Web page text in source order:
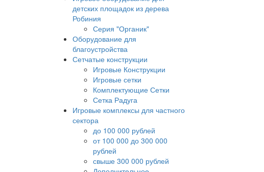
детских площадок из дерева
Робиния
Серия "Органик"
Оборудование для
благоустройства
Сетчатые конструкции
Игровые Конструкции
Игровые сетки
Комплектующие Сетки
Сетка Радуга
Игровые комплексы для частного
сектора
до 100 000 рублей
от 100 000 до 300 000
рублей
свыше 300 000 рублей